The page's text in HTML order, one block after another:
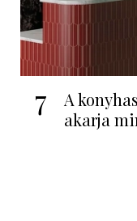
7
A
akarja